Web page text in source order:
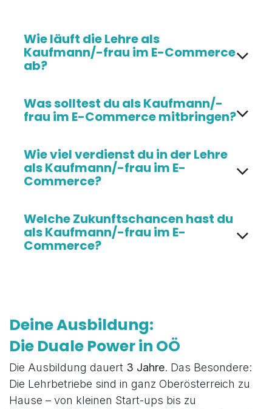
Wie läuft die Lehre als
Kaufmann/-frau im E-Commerce
ab?
Was solltest du als Kaufmann/-
frau im E-Commerce mitbringen?
Wie viel verdienst du in der Lehre
als Kaufmann/-frau im E-
Commerce?
Welche Zukunftschancen hast du
als Kaufmann/-frau im E-
Commerce?
Deine Ausbildung:
Die Duale Power in OÖ
Die Ausbildung dauert 3 Jahre. Das Besondere:
Die Lehrbetriebe sind in ganz Oberösterreich zu
Hause – von kleinen Start-ups bis zu